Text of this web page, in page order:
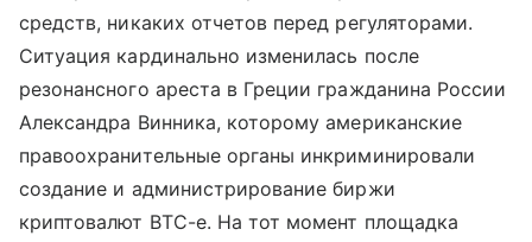
средств, никаких отчетов перед регуляторами.
Ситуация кардинально изменилась после
резонансного ареста в Греции гражданина России
Александра Винника, которому американские
правоохранительные органы инкриминировали
создание и администрирование биржи
криптовалют BTC-e. На тот момент площадка